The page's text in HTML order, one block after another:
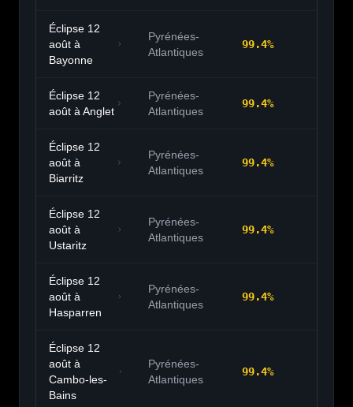
Éclipse 12
août à
Bayonne
Pyrénées-
Atlantiques
99.4%
Éclipse 12
août à Anglet
Pyrénées-
Atlantiques
99.4%
Éclipse 12
août à
Biarritz
Pyrénées-
Atlantiques
99.4%
Éclipse 12
août à
Ustaritz
Pyrénées-
Atlantiques
99.4%
Éclipse 12
août à
Hasparren
Pyrénées-
Atlantiques
99.4%
Éclipse 12
août à
Cambo-les-
Bains
Pyrénées-
Atlantiques
99.4%